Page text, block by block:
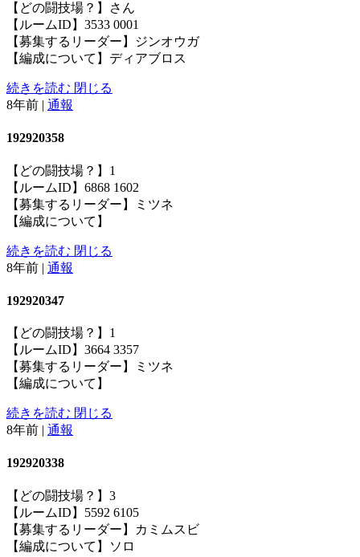
【どの闘技場？】さん
【ルームID】3533 0001
【募集するリーダー】ジンオウガ
【編成について】ディアブロス
続きを読む 閉じる
8年前 | 通報
192920358
【どの闘技場？】1
【ルームID】6868 1602
【募集するリーダー】ミツネ
【編成について】
続きを読む 閉じる
8年前 | 通報
192920347
【どの闘技場？】1
【ルームID】3664 3357
【募集するリーダー】ミツネ
【編成について】
続きを読む 閉じる
8年前 | 通報
192920338
【どの闘技場？】3
【ルームID】5592 6105
【募集するリーダー】カミムスビ
【編成について】ソロ